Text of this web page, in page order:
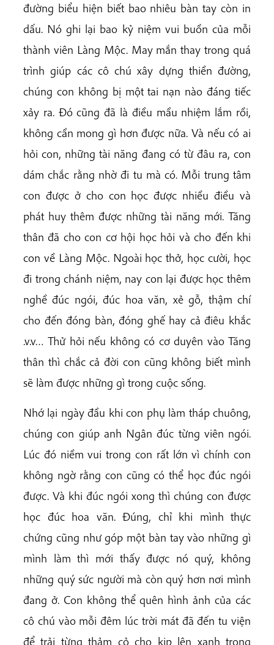
đường biểu hiện biết bao nhiêu bàn tay còn in
dấu. Nó ghi lại bao kỷ niệm vui buồn của mỗi
thành viên Làng Mộc. May mắn thay trong quá
trình giúp các cô chú xây dựng thiền đường,
chúng con không bị một tai nạn nào đáng tiếc
xảy ra. Đó cũng đã là điều mầu nhiệm lắm rồi,
không cần mong gì hơn được nữa. Và nếu có ai
hỏi con, những tài năng đang có từ đâu ra, con
dám chắc rằng nhờ đi tu mà có. Mỗi trung tâm
con được ở cho con học được nhiều điều và
phát huy thêm được những tài năng mới. Tăng
thân đã cho con cơ hội học hỏi và cho đến khi
con về Làng Mộc. Ngoài học thở, học cười, học
đi trong chánh niệm, nay con lại được học thêm
nghề đúc ngói, đúc hoa văn, xẻ gỗ, thậm chí
cho đến đóng bàn, đóng ghế hay cả điêu khắc
.v.v… Thử hỏi nếu không có cơ duyên vào Tăng
thân thì chắc cả đời con cũng không biết mình
sẽ làm được những gì trong cuộc sống.
Nhớ lại ngày đầu khi con phụ làm tháp chuông,
chúng con giúp anh Ngân đúc từng viên ngói.
Lúc đó niềm vui trong con rất lớn vì chính con
không ngờ rằng con cũng có thể học đúc ngói
được. Và khi đúc ngói xong thì chúng con được
học đúc hoa văn. Đúng, chỉ khi mình thực
chứng cũng như góp một bàn tay vào những gì
mình làm thì mới thấy được nó quý, không
những quý sức người mà còn quý hơn nơi mình
đang ở. Con không thể quên hình ảnh của các
cô chú vào mỗi đêm lúc trời mát đã đến tu viện
để trải từng thảm cỏ cho kịp lên xanh trong